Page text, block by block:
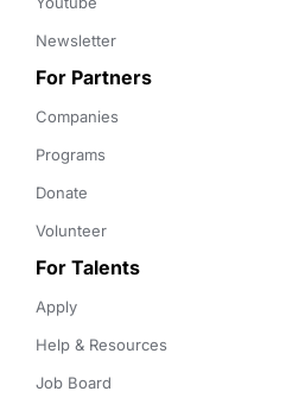
Newsletter
For Partners
Companies
Programs
Donate
Volunteer
For Talents
Apply
Help & Resources
Job Board